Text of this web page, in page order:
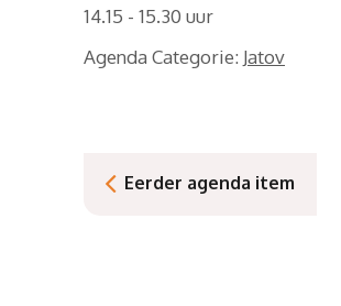
14.15 - 15.30
Agenda Categorie: Jatov
Eerder agenda item